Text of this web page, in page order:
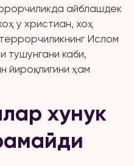
айблашдек
у христиан, хоҳ
Ислом
тушунгани каби,
йироқлигини ҳам
хунук